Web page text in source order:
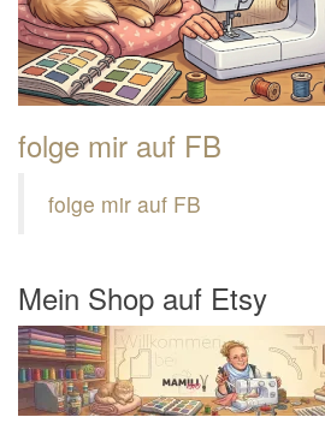
folge mir auf FB
folge mir auf FB
Mein Shop auf Etsy